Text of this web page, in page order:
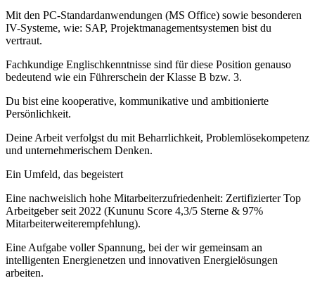
Mit den PC-Standardanwendungen (MS Office) sowie besonderen
IV-Systeme, wie: SAP, Projektmanagementsystemen bist du
vertraut.
Fachkundige Englischkenntnisse sind für diese Position genauso
bedeutend wie ein Führerschein der Klasse B bzw. 3.
Du bist eine kooperative, kommunikative und ambitionierte
Persönlichkeit.
Deine Arbeit verfolgst du mit Beharrlichkeit, Problemlösekompetenz
und unternehmerischem Denken.
Ein Umfeld, das begeistert
Eine nachweislich hohe Mitarbeiterzufriedenheit: Zertifizierter Top
Arbeitgeber seit 2022 (Kununu Score 4,3/5 Sterne & 97%
Mitarbeiterweiterempfehlung).
Eine Aufgabe voller Spannung, bei der wir gemeinsam an
intelligenten Energienetzen und innovativen Energielösungen
arbeiten.